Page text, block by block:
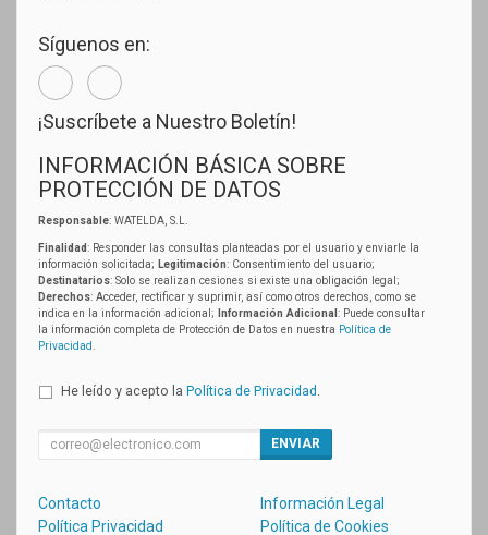
Síguenos en:
¡Suscríbete a Nuestro Boletín!
INFORMACIÓN BÁSICA SOBRE
PROTECCIÓN DE DATOS
Responsable: WATELDA, S.L.
Finalidad: Responder las consultas planteadas por el usuario y enviarle la
información solicitada; Legitimación: Consentimiento del usuario;
Destinatarios: Solo se realizan cesiones si existe una obligación legal;
Derechos: Acceder, rectificar y suprimir, así como otros derechos, como se
indica en la información adicional;
Información Adicional : Puede consultar
la información completa de Protección de Datos en nuestra Política de
Privacidad
He leído y acepto la Política de Privacidad
ENVIAR
Contacto
Información Legal
Política Privacidad
Política de Cookies